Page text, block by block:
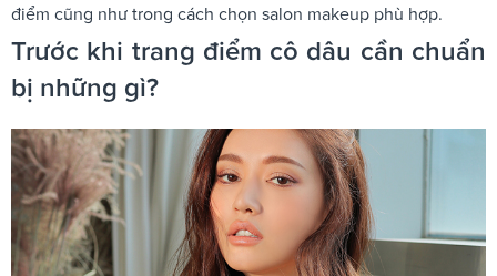
điểm cũng như trong cách chọn salon makeup phù hợp.
Trước khi trang điểm cô dâu cần chuẩn
bị những gì?